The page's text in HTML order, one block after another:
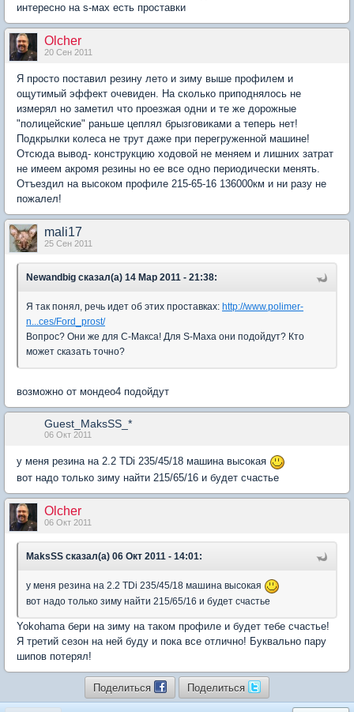
интересно на s-мах есть проставки
Olcher
20 Сен 2011
Я просто поставил резину лето и зиму выше профилем и
ощутимый эффект очевиден. На сколько приподнялось не
измерял но заметил что проезжая одни и те же дорожные
"полицейские" раньше цеплял брызговиками а теперь нет!
Подкрылки колеса не трут даже при перегруженной машине!
Отсюда вывод- конструкцию ходовой не меняем и лишних затрат
не имеем акромя резины но ее все одно периодически менять.
Отъездил на высоком профиле 215-65-16 136000км и ни разу не
пожалел!
mali17
25 Сен 2011
Newandbig сказал(а) 14 Мар 2011 - 21:38:
Я так понял, речь идет об этих проставках: http://www.polimer-
n...ces/Ford_prost/
Вопрос? Они же для C-Макса! Для S-Maxа они подойдут? Кто
может сказать точно?
возможно от мондео4 подойдут
Guest_MaksSS_*
06 Окт 2011
у меня резина на 2.2 TDi 235/45/18 машина высокая
вот надо только зиму найти 215/65/16 и будет счастье
Olcher
06 Окт 2011
MaksSS сказал(а) 06 Окт 2011 - 14:01:
у меня резина на 2.2 TDi 235/45/18 машина высокая
вот надо только зиму найти 215/65/16 и будет счастье
Yokohama бери на зиму на таком профиле и будет тебе счастье!
Я третий сезон на ней буду и пока все отлично! Буквально пару
шипов потерял!
Поделиться Поделиться